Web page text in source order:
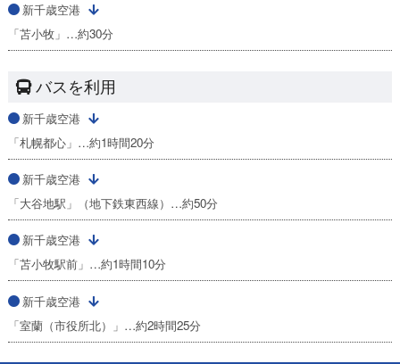
新千歳空港
「苫小牧」…約30分
バスを利用
新千歳空港
「札幌都心」…約1時間20分
新千歳空港
「大谷地駅」（地下鉄東西線）…約50分
新千歳空港
「苫小牧駅前」…約1時間10分
新千歳空港
「室蘭（市役所北）」…約2時間25分